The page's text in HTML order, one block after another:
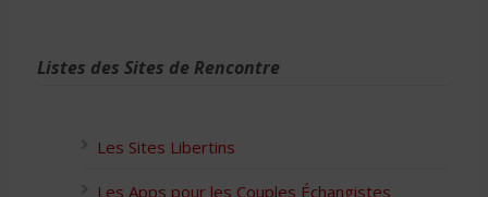
Listes des Sites de Rencontre
Les Sites Libertins
Les Apps pour les Couples Échangistes